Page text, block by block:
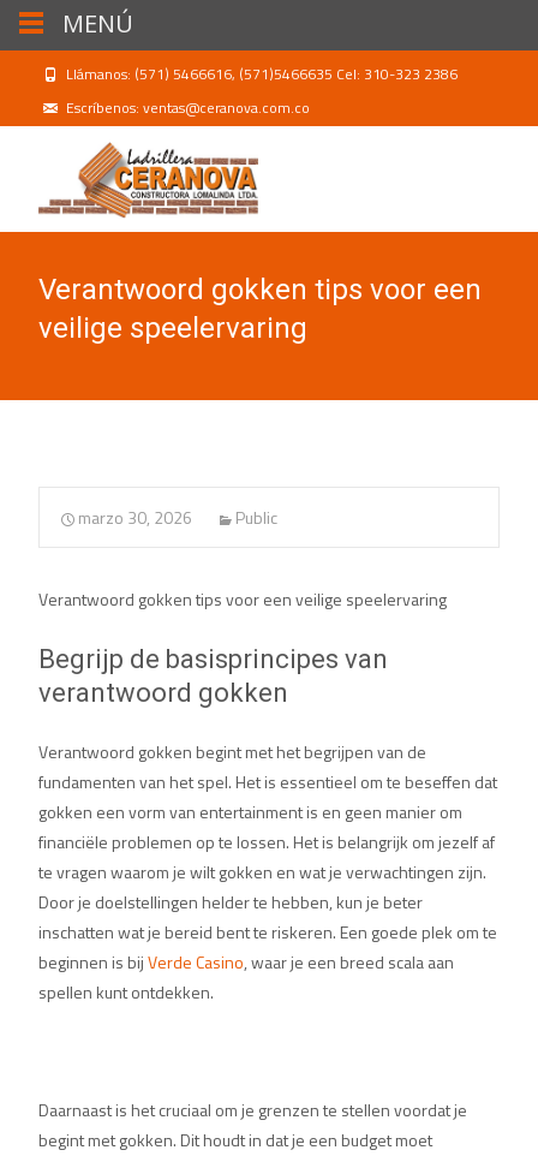
Llámanos: (571) 5466616, (571)5466635 Cel: 310-323 2386
Escríbenos: ventas@ceranova.com.co
Verantwoord gokken tips voor een
veilige speelervaring
marzo 30, 2026 Public
Verantwoord gokken tips voor een veilige speelervaring
Begrijp de basisprincipes van
verantwoord gokken
Verantwoord gokken begint met het begrijpen van de
fundamenten van het spel. Het is essentieel om te beseffen dat
gokken een vorm van entertainment is en geen manier om
financiële problemen op te lossen. Het is belangrijk om jezelf af
te vragen waarom je wilt gokken en wat je verwachtingen zijn.
Door je doelstellingen helder te hebben, kun je beter
inschatten wat je bereid bent te riskeren. Een goede plek om te
beginnen is bijVerde Casino, waar je een breed scala aan
spellen kunt ontdekken.
Daarnaast is het cruciaal om je grenzen te stellen voordat je
begint met gokken. Dit houdt in dat je een budget moet
MENÚ